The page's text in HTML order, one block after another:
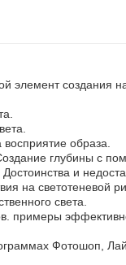
элемент создания
образа.
глубины с
и
на светотеневой
света.
примеры
Фотошоп,